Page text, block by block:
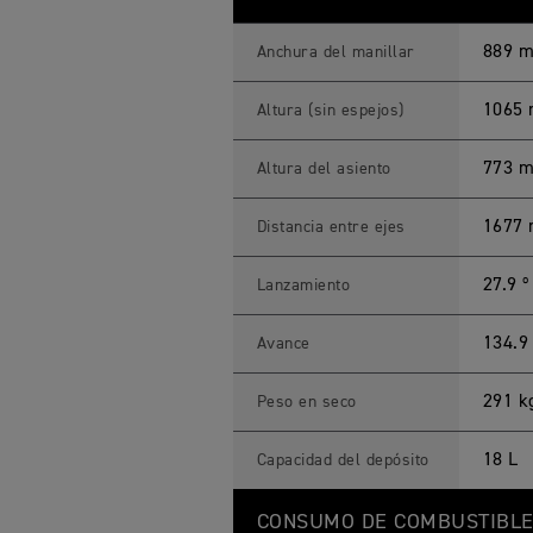
Anchura del manillar 889
Altura (sin espejos) 1065
Altura del asiento 773
Distancia entre ejes 1677
Lanzamiento 27.9 º
Avance
Peso en seco 291
Capacidad del depósito 18 L
CONSUMO DE COMBUSTIBLE